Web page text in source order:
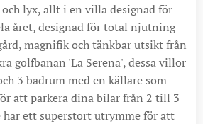
lyx, allt i en villa designad för
året, designad för total njutning
magnifik och tänkbar utsikt från
golfbanan 'La Serena', dessa villor
3 badrum med en källare som
att parkera dina bilar från 2 till 3
ett superstort utrymme för att